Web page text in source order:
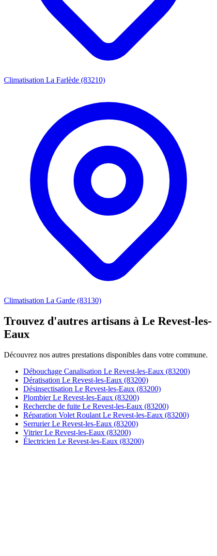
Climatisation La Farlède (83210)
Climatisation La Garde (83130)
Trouvez d'autres artisans à Le Revest-les-
Eaux
Découvrez nos autres prestations disponibles dans votre commune.
Débouchage Canalisation Le Revest-les-Eaux (83200)
Dératisation Le Revest-les-Eaux (83200)
Désinsectisation Le Revest-les-Eaux (83200)
Plombier Le Revest-les-Eaux (83200)
Recherche de fuite Le Revest-les-Eaux (83200)
Réparation Volet Roulant Le Revest-les-Eaux (83200)
Serrurier Le Revest-les-Eaux (83200)
Vitrier Le Revest-les-Eaux (83200)
Électricien Le Revest-les-Eaux (83200)